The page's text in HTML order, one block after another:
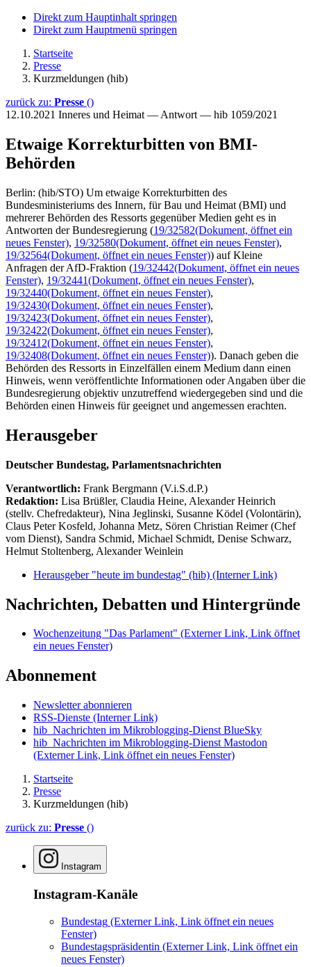
Direkt zum Hauptinhalt springen
Direkt zum Hauptmenü springen
Startseite
Presse
Kurzmeldungen (hib)
zurück zu: Presse ()
12.10.2021 Inneres und Heimat — Antwort — hib 1059/2021
Etwaige Korrekturbitten von BMI-
Behörden
Berlin: (hib/STO) Um etwaige Korrekturbitten des
Bundesministeriums des Innern, für Bau und Heimat (BMI) und
mehrerer Behörden des Ressorts gegenüber Medien geht es in
Antworten der Bundesregierung (19/32582(Dokument, öffnet ein
neues Fenster), 19/32580(Dokument, öffnet ein neues Fenster),
19/32564(Dokument, öffnet ein neues Fenster)) auf Kleine
Anfragen der AfD-Fraktion (19/32442(Dokument, öffnet ein neues
Fenster), 19/32441(Dokument, öffnet ein neues Fenster),
19/32440(Dokument, öffnet ein neues Fenster),
19/32430(Dokument, öffnet ein neues Fenster),
19/32423(Dokument, öffnet ein neues Fenster),
19/32422(Dokument, öffnet ein neues Fenster),
19/32412(Dokument, öffnet ein neues Fenster),
19/32408(Dokument, öffnet ein neues Fenster)). Danach geben die
Behörden des Ressorts in Einzelfällen einem Medium dann einen
Hinweis, wenn veröffentlichte Informationen oder Angaben über die
Bundesregierung objektiv unzutreffend wiedergegeben sind und die
Behörden einen Hinweis für geeignet und angemessen erachten.
Herausgeber
Deutscher Bundestag, Parlamentsnachrichten
Verantwortlich: Frank Bergmann (V.i.S.d.P.)
Redaktion: Lisa Brüßler, Claudia Heine, Alexander Heinrich
(stellv. Chefredakteur), Nina Jeglinski, Susanne Ködel (Volontärin),
Claus Peter Kosfeld, Johanna Metz, Sören Christian Reimer (Chef
vom Dienst), Sandra Schmid, Michael Schmidt, Denise Schwarz,
Helmut Stoltenberg, Alexander Weinlein
Herausgeber "heute im bundestag" (hib) (Interner Link)
Nachrichten, Debatten und Hintergründe
Wochenzeitung "Das Parlament" (Externer Link, Link öffnet
ein neues Fenster)
Abonnement
Newsletter abonnieren
RSS-Dienste (Interner Link)
hib_Nachrichten im Mikroblogging-Dienst BlueSky
hib_Nachrichten im Mikroblogging-Dienst Mastodon
(Externer Link, Link öffnet ein neues Fenster)
Startseite
Presse
Kurzmeldungen (hib)
zurück zu: Presse ()
Instagram
Instagram-Kanäle
Bundestag (Externer Link, Link öffnet ein neues
Fenster)
Bundestagspräsidentin (Externer Link, Link öffnet ein
neues Fenster)